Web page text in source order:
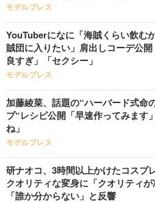
モデルプレス
YouTuberになに「海賊くらい飲む
賊団に入りたい」肩出しコーデ公
良すぎ」「セクシー」
モデルプレス
加藤綾菜、話題の“ハーバード式命
プ“レシピ公開「早速作ってみます
ね」
モデルプレス
研ナオコ、3時間以上かけたコスプ
クオリティな変身に「クオリティが
「誰か分からない」と反響